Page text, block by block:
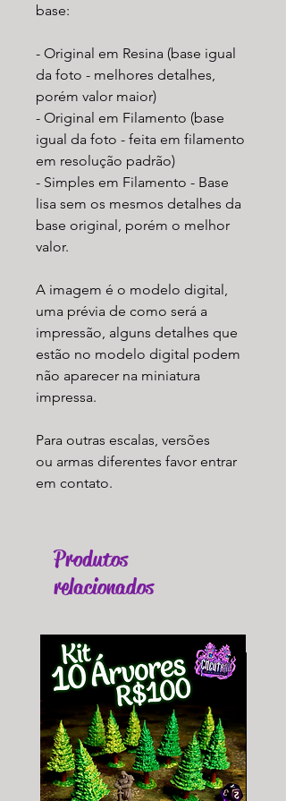
base:
- Original em Resina (base igual
da foto - melhores detalhes,
porém valor maior)
- Original em Filamento (base
igual da foto - feita em filamento
em resolução padrão)
- Simples em Filamento - Base
lisa sem os mesmos detalhes da
base original, porém o melhor
valor.
A imagem é o modelo digital,
uma prévia de como será a
impressão, alguns detalhes que
estão no modelo digital podem
não aparecer na miniatura
impressa.
Para outras escalas, versões
ou armas diferentes favor entrar
em contato.
Produtos
relacionados